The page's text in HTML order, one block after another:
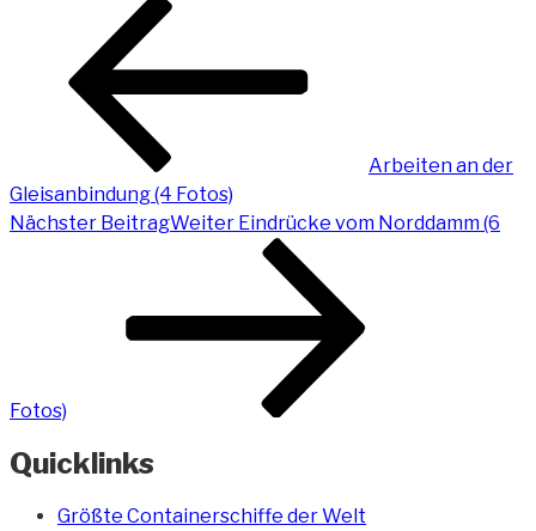
Arbeiten an der
Gleisanbindung (4 Fotos)
Nächster BeitragWeiter Eindrücke vom Norddamm (6
Fotos)
Quicklinks
Größte Containerschiffe der Welt